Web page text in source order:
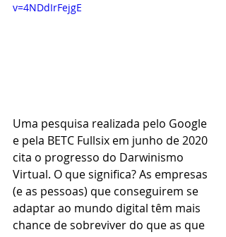
v=4NDdIrFejgE
Uma pesquisa realizada pelo Google
e pela BETC Fullsix em junho de 2020
cita o progresso do Darwinismo
Virtual. O que significa? As empresas
(e as pessoas) que conseguirem se
adaptar ao mundo digital têm mais
chance de sobreviver do que as que